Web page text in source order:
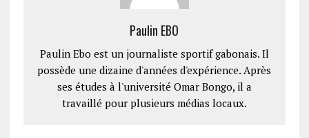
Paulin EBO
Paulin Ebo est un journaliste sportif gabonais. Il
possède une dizaine d'années d'expérience. Après
ses études à l'université Omar Bongo, il a
travaillé pour plusieurs médias locaux.